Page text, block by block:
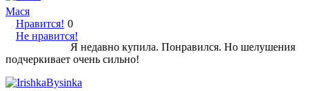
Мася
Нравится!
Не нравится!
0
Я недавно купила. Понравился. Но шелушения
подчеркивает очень сильно!